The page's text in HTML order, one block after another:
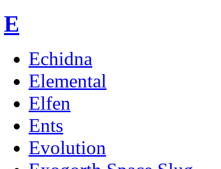
E
Echidna
Elemental
Elfen
Ents
Evolution